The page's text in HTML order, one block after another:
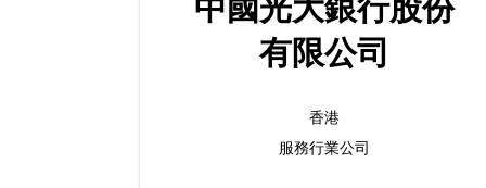
中國光大銀行股份
有限公司
香港
服務行業公司